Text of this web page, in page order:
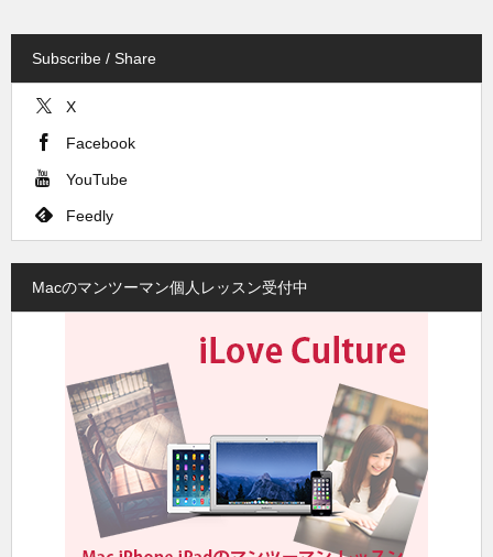
Subscribe / Share
X
Facebook
YouTube
Feedly
Macのマンツーマン個人レッスン受付中